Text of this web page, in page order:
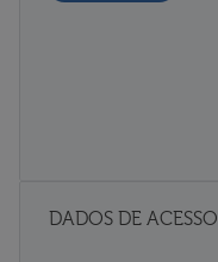
DADOS DE ACESSO